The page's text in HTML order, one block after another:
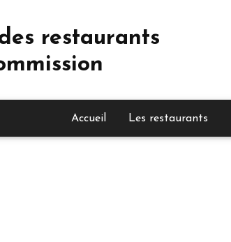
restaurants
Accueil Les restaurants